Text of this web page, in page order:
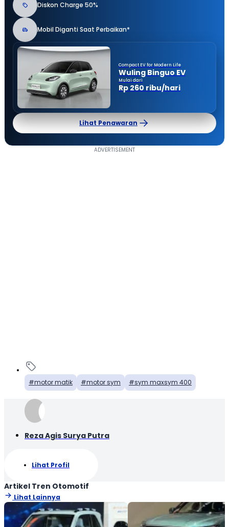
Diskon Charge 50%
Mobil Diganti Saat Perbaikan*
Compact EV for Modern Life
Wuling Binguo EV
Mulai dari
Rp 260 ribu/hari
Lihat Penawaran
motor matik motor sym sym maxsym 400
Reza Agis Surya Putra
Lihat Profil
Artikel Tren Otomotif
Lihat Lainnya